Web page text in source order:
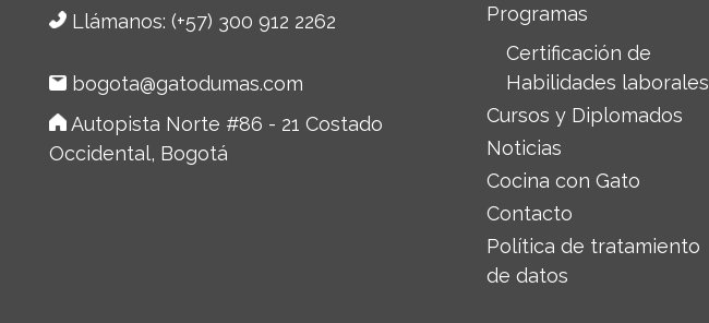
Llámanos: (+57) 300 912 2262
bogota@gatodumas.com
Autopista Norte #86 - 21 Costado
Occidental, Bogotá
Programas
Certificación de
Habilidades laborales
Cursos y Diplomados
Noticias
Cocina con Gato
Contacto
Política de tratamiento
de datos